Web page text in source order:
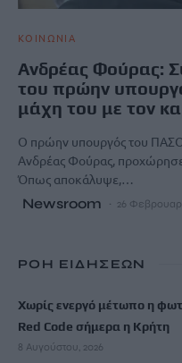
ΚΟΙΝΩΝΙΑ
Ανδρέας Φούρας:
του πρώην
μάχη του με τον
Ο πρώην υπουργός του
Ανδρέας Φούρας,
Όπως αποκάλυψε,…
Newsroom 26
ΡΟΗ ΕΙΔΗΣΕΩΝ
Χωρίς ενεργό μέτωπο η
Red Code σήμερα η Κρήτη
8 Αυγούστου, 2026